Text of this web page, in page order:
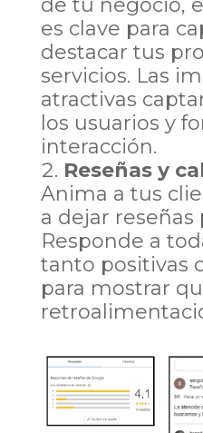
de tu negocio,
es clave para
destacar tus
servicios. Las
atractivas
los usuarios y
interacción.
Reseñas y
Anima a tus
a dejar reseñas
Responde a
tanto positivas
para mostrar